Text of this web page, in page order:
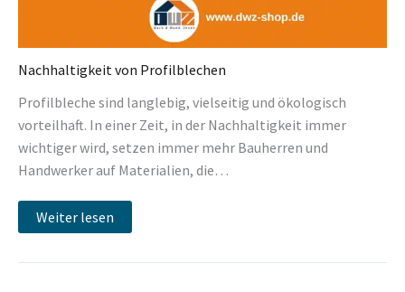
Nachhaltigkeit von Profilblechen
Profilbleche sind langlebig, vielseitig und ökologisch
vorteilhaft. In einer Zeit, in der Nachhaltigkeit immer
wichtiger wird, setzen immer mehr Bauherren und
Handwerker auf Materialien, die…
Weiter lesen